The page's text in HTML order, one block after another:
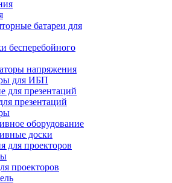
батареи для
бесперебойного
напряжения
для ИБП
презентаций
оборудование
доски
для проекторов
проекторов